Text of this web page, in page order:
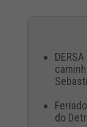
do